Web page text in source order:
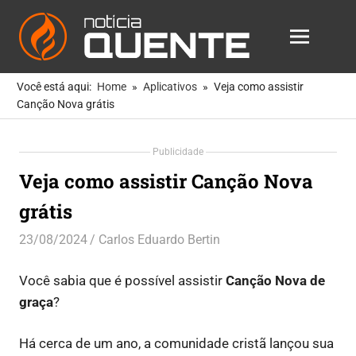
Skip
content
Notícia
Quente
Notícias
Mais
Quentes
Você
MENU
Você está aqui: Home Aplicativos
Veja como assistir
Canção Nova grátis
Publicidade
Veja como assistir Canção Nova
grátis
23/08/2024 Carlos Eduardo Bertin
Você sabia que é possível assistir Canção Nova de
graça?
Há cerca de um ano, a comunidade cristã lançou sua